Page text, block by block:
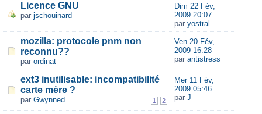
Licence GNU
par jschouinard
Dim 22 Fév,
2009 20:07
par yostral
mozilla: protocole pnm non
reconnu??
par ordinat
Ven 20 Fév,
2009 16:28
par antistress
ext3 inutilisable: incompatibilité
carte mère ?
1 2
par Gwynned
Mer 11 Fév,
2009 05:46
par J